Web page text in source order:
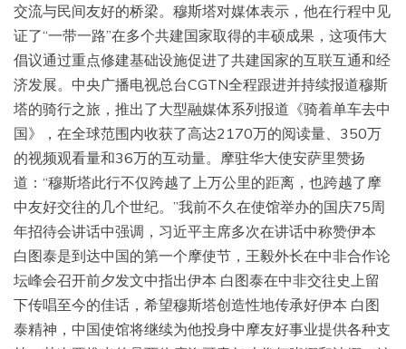
交流与民间友好的桥梁。穆斯塔对媒体表示，他在行程中见
证了“一带一路”在多个共建国家取得的丰硕成果，这项伟大
倡议通过重点修建基础设施促进了共建国家的互联互通和经
济发展。中央广播电视总台CGTN全程跟进并持续报道穆斯
塔的骑行之旅，推出了大型融媒体系列报道《骑着单车去中
国》，在全球范围内收获了高达2170万的阅读量、350万
的视频观看量和36万的互动量。摩驻华大使安萨里赞扬
道：“穆斯塔此行不仅跨越了上万公里的距离，也跨越了摩
中友好交往的几个世纪。”我前不久在使馆举办的国庆75周
年招待会讲话中强调，习近平主席多次在讲话中称赞伊本
白图泰是到达中国的第一个摩使节，王毅外长在中非合作论
坛峰会召开前夕发文中指出伊本 白图泰在中非交往史上留
下传唱至今的佳话，希望穆斯塔创造性地传承好伊本 白图
泰精神，中国使馆将继续为他投身中摩友好事业提供各种支